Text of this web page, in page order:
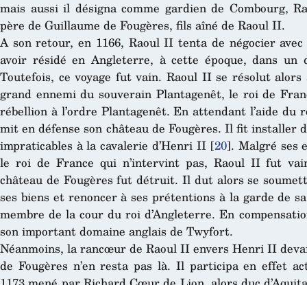
mais aussi il désigna comme gardien de Combourg,
père de Guillaume de Fougères, fils aîné de Raoul II.
A son retour, en 1166, Raoul II tenta de négocier avec
avoir résidé en Angleterre, à cette époque, dans un
Toutefois, ce voyage fut vain. Raoul II se résolut
grand ennemi du souverain Plantagenêt, le roi de
rébellion à l’ordre Plantagenêt. En attendant l’aide
mit en défense son château de Fougères. Il fit installer
impraticables à la cavalerie d’Henri II[20]. Malgré ses
le roi de France qui n’intervint pas, Raoul II fut
château de Fougères fut détruit. Il dut alors se
ses biens et renoncer à ses prétentions à la garde de
membre de la cour du roi d’Angleterre. En
son important domaine anglais de Twyfort.
Néanmoins, la rancœur de Raoul II envers Henri II
de Fougères n’en resta pas là. Il participa en effet